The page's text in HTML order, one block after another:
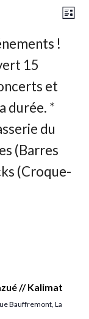
par
Liste
// Kalimat
Bauffremont, La